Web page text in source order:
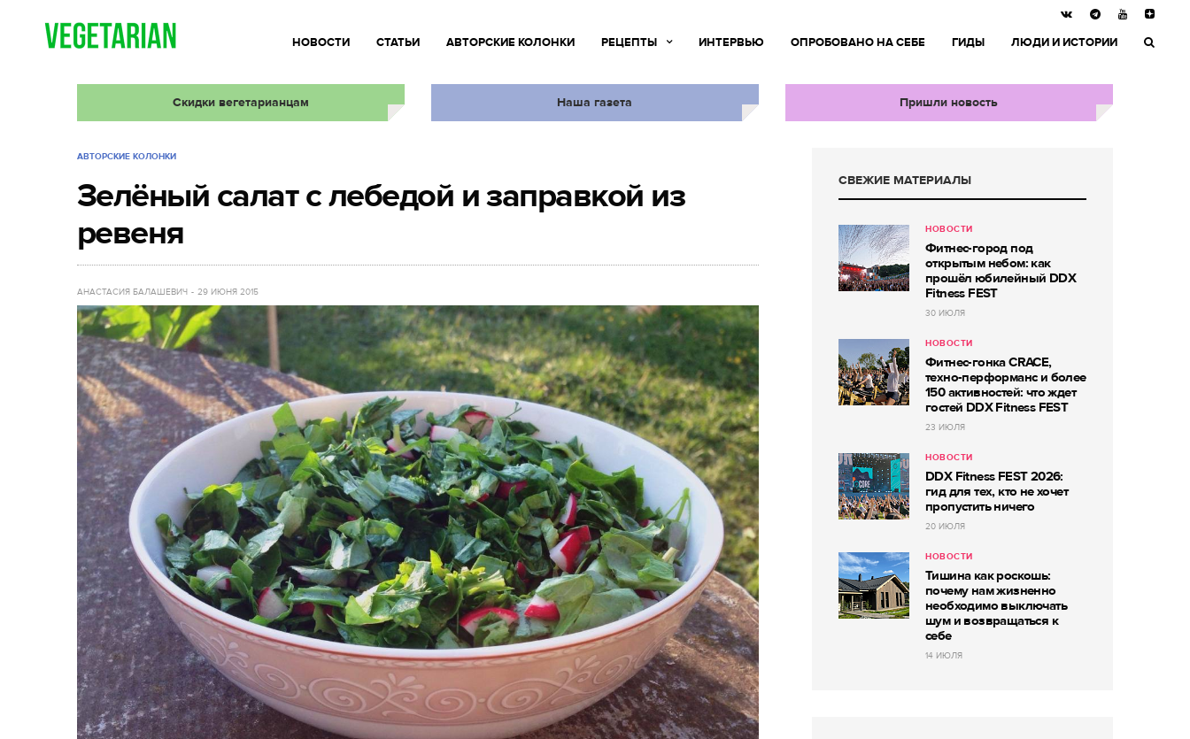
НОВОСТИ СТАТЬИ АВТОРСКИЕ КОЛОНКИ РЕЦЕПТЫ ИНТЕРВЬЮ ОПРОБОВАНО НА СЕБЕ ГИДЫ ЛЮДИ И ИСТОРИИ
Скидки вегетарианцам Наша газета Пришли новость
АВТОРСКИЕ КОЛОНКИ
Зелёный салат с лебедой и заправкой из
ревеня
АНАСТАСИЯ БАЛАШЕВИЧ 29 ИЮНЯ 2015
СВЕЖИЕ МАТЕРИАЛЫ
НОВОСТИ
Фитнес-город под
открытым небом: как
прошёл юбилейный DDX
Fitness FEST
30 ИЮЛЯ
НОВОСТИ
Фитнес-гонка CRACE,
техно-перформанс и более
150 активностей: что ждет
гостей DDX Fitness FEST
23 ИЮЛЯ
НОВОСТИ
DDX Fitness FEST 2026:
гид для тех, кто не хочет
пропустить ничего
20 ИЮЛЯ
НОВОСТИ
Тишина как роскошь:
почему нам жизненно
необходимо выключать
шум и возвращаться к
себе
14 ИЮЛЯ